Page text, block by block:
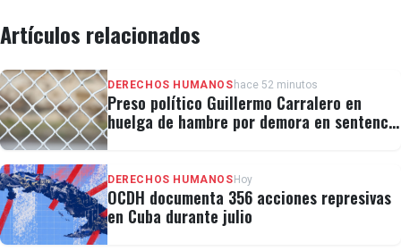
Artículos relacionados
DERECHOS HUMANOS hace 52 minutos
Preso político Guillermo Carralero en
huelga de hambre por demora en sentencia
DERECHOS HUMANOS Hoy
OCDH documenta 356 acciones represivas
en Cuba durante julio